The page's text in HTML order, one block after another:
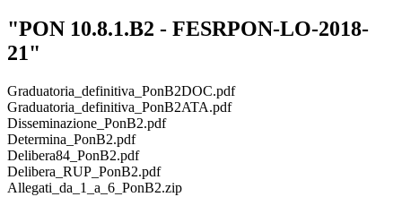
"PON 10.8.1.B2 - FESRPON-LO-2018-
21"
Graduatoria_definitiva_PonB2DOC.pdf
Graduatoria_definitiva_PonB2ATA.pdf
Disseminazione_PonB2.pdf
Determina_PonB2.pdf
Delibera84_PonB2.pdf
Delibera_RUP_PonB2.pdf
Allegati_da_1_a_6_PonB2.zip